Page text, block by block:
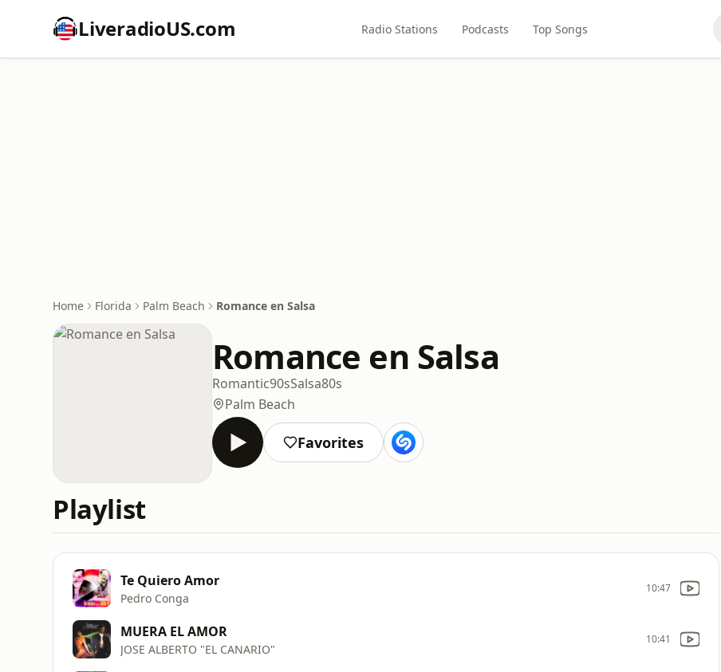
LiveradioUS.com Radio Stations Podcasts Top Songs
Home Florida Palm Beach Romance en Salsa
Romance en Salsa
Romantic90sSalsa80s
Palm Beach
Favorites
Playlist
Te Quiero Amor
Pedro Conga
10:47
MUERA EL AMOR
JOSE ALBERTO "EL CANARIO"
10:41